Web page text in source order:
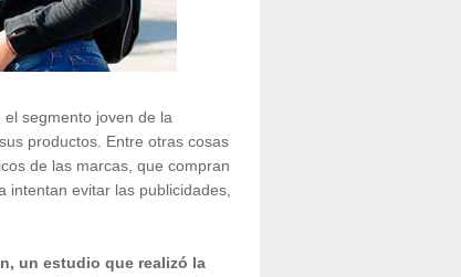
segmento joven de la
productos. Entre otras cosas
de las marcas, que compran
evitar las publicidades,
un estudio que realizó la